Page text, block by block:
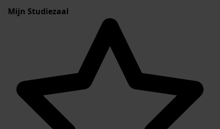
Mijn Studiezaal